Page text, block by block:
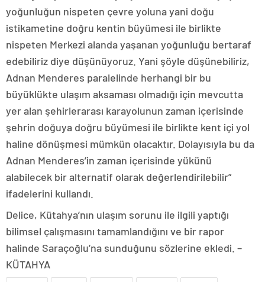
yoğunluğun nispeten çevre yoluna yani doğu
istikametine doğru kentin büyümesi ile birlikte
nispeten Merkezi alanda yaşanan yoğunluğu bertaraf
edebiliriz diye düşünüyoruz. Yani şöyle düşünebiliriz,
Adnan Menderes paralelinde herhangi bir bu
büyüklükte ulaşım aksaması olmadığı için mevcutta
yer alan şehirlerarası karayolunun zaman içerisinde
şehrin doğuya doğru büyümesi ile birlikte kent içi yol
haline dönüşmesi mümkün olacaktır. Dolayısıyla bu da
Adnan Menderes’in zaman içerisinde yükünü
alabilecek bir alternatif olarak değerlendirilebilir”
ifadelerini kullandı.
Delice, Kütahya’nın ulaşım sorunu ile ilgili yaptığı
bilimsel çalışmasını tamamlandığını ve bir rapor
halinde Saraçoğlu’na sunduğunu sözlerine ekledi. –
KÜTAHYA